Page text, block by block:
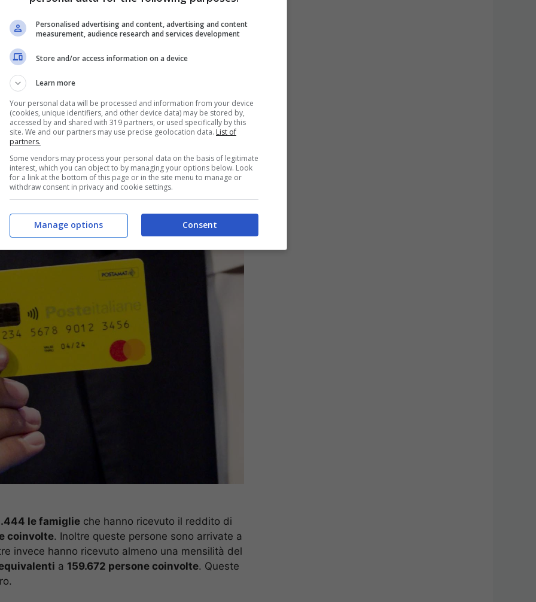
le famiglie che hanno ricevuto il reddito di
coinvolte. Inoltre queste persone sono arrivate a
invece hanno ricevuto almeno una mensilità del
a 159.672 persone coinvolte. Queste
Personalised advertising and content, advertising and content
measurement, audience research and services development
Store and/or access information on a device
Learn more
Your personal data will be processed and information from your device
(cookies, unique identifiers, and other device data) may be stored by,
accessed by and shared with 319 partners, or used specifically by this
site. We and our partners may use precise geolocation data. List of
partners.
Some vendors may process your personal data on the basis of legitimate
interest, which you can object to by managing your options below. Look
for a link at the bottom of this page or in the site menu to manage or
withdraw consent in privacy and cookie settings.
Consent
Manage options